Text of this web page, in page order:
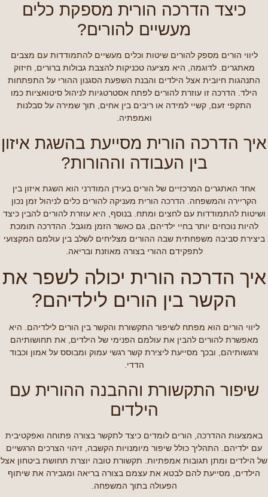
כיצד הדרכה הורית מספקת כלים
מעשיים להורים?
ליווי הורים מספק להורים שיטות וכלים מעשיים להתמודדות עם מצבים
מאתגרים. לדוגמה, היא מציעה טכניקות להצבת גבולות ברורים, חיזוק
התנהגות חיובית אצל הילדים והבנת השפעת הסגנון ההורי על התפתחות
הילד. הדרכה זו עוזרת להורים לפתח אסטרטגיות לניהול סיטואציות כמו
התקפי זעם, קשיי למידה או ריבים בין אחים, תוך שמירה על סבלנות
ואמפתיה.
איך הדרכה הורית מסייעת בהשגת איזון
בין העבודה וההורות?
אחד האתגרים המרכזיים של הורים בעידן המודרני הוא השגת איזון בין
הקריירה והמשפחה. הדרכה הורית מעניקה להורים כלים לניהול זמן נכון
ושיטות להתמודדות עם לחצים ומתח. בנוסף, היא עוזרת להורים להבין כיצד
להיות נוכחים יותר בחיי ילדיהם, גם כאשר הזמן מוגבל. ההדרכה תומכת
ביצירת סביבה משפחתית שבה ההורים מצליחים לשלב בין עולמם המקצועי
לתפקידם ההורי בצורה מאוזנת ובריאה.
איך הדרכה הורית יכולה לשפר את
הקשר בין הורים לילדיהם?
ליווי הורים הוא מפתח לשיפור התקשורת והקשר בין הורים לילדיהם. היא
מאפשרת להורים להבין את עולמם הפנימי של הילדים, את תחושותיהם
ורגשותיהם, ובכך מסייעת ליצירת קשר רגשי עמוק ומבוסס על אמון וכבוד
הדדי.
שיפור התקשורת וההבנה ההורית עם
הילדים
באמצעות ההדרכה, הורים לומדים כיצד לתקשר בצורה פתוחה ואפקטיבית
עם ילדיהם. התהליך כולל שיפור מיומנויות הקשבה, זיהוי הצרכים הרגשיים
של הילדים ומתן תגובות אמפתיות. תקשורת טובה יוצרת תחושת ביטחון אצל
הילדים, מסייעת להם לבטא את עצמם בצורה בריאה ומגבירה את שיתוף
הפעולה בתוך המשפחה.